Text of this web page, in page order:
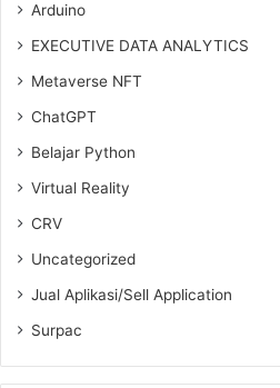
Arduino
EXECUTIVE DATA ANALYTICS
Metaverse NFT
ChatGPT
Belajar Python
Virtual Reality
CRV
Uncategorized
Jual Aplikasi/Sell Application
Surpac